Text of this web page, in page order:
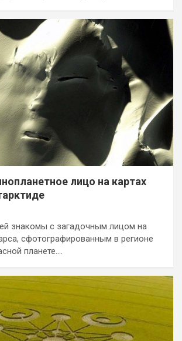
лицо на картах
знакомы с загадочным лицом на
сфотографированным в регионе
планете.…